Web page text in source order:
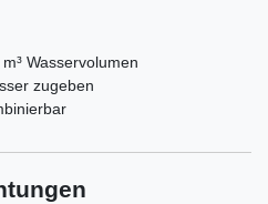
Wasservolumen
zugeben